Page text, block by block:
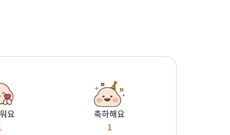
요
축하해요
1